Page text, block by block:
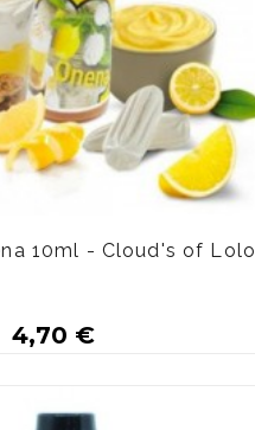
de détails
10ml - Cloud's of Lolo
4,70 €